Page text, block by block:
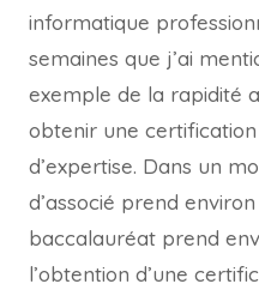
informatique
semaines que j’ai
exemple de la rapidité
obtenir une
d’expertise. Dans un
d’associé prend
baccalauréat prend
l’obtention d’une